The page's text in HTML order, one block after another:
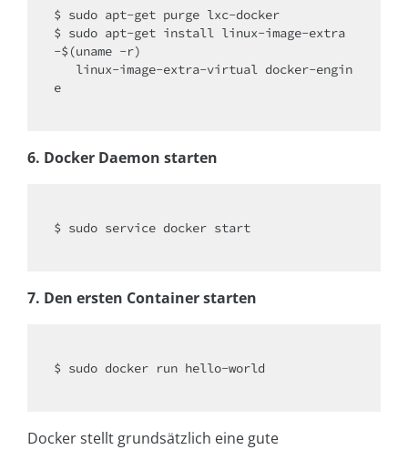
$ sudo apt-get purge lxc-docker
$ sudo apt-get install linux-image-extra
-$(uname -r)
e
6. Docker Daemon starten
$ sudo service docker start
7. Den ersten Container starten
$ sudo docker run hello-world
Docker stellt grundsätzlich eine gute